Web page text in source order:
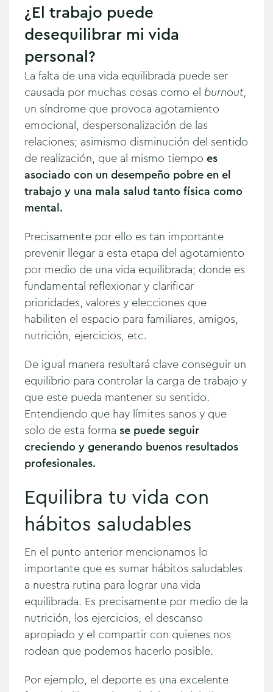
¿El trabajo puede
desequilibrar mi vida
personal?
La falta de una vida equilibrada puede ser
causada por muchas cosas como el burnout,
un síndrome que provoca agotamiento
emocional, despersonalización de las
relaciones; asimismo disminución del sentido
de realización, que al mismo tiempo es
asociado con un desempeño pobre en el
trabajo y una mala salud tanto física como
mental.
Precisamente por ello es tan importante
prevenir llegar a esta etapa del agotamiento
por medio de una vida equilibrada; donde es
fundamental reflexionar y clarificar
prioridades, valores y elecciones que
habiliten el espacio para familiares, amigos,
nutrición, ejercicios, etc.
De igual manera resultará clave conseguir un
equilibrio para controlar la carga de trabajo y
que este pueda mantener su sentido.
Entendiendo que hay límites sanos y que
solo de esta forma se puede seguir
creciendo y generando buenos resultados
profesionales.
Equilibra tu vida con
hábitos saludables
En el punto anterior mencionamos lo
importante que es sumar hábitos saludables
a nuestra rutina para lograr una vida
equilibrada. Es precisamente por medio de la
nutrición, los ejercicios, el descanso
apropiado y el compartir con quienes nos
rodean que podemos hacerlo posible.
Por ejemplo, el deporte es una excelente